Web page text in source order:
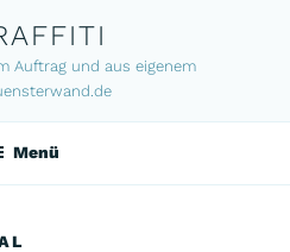
Auftrag und aus eigenem
Menü